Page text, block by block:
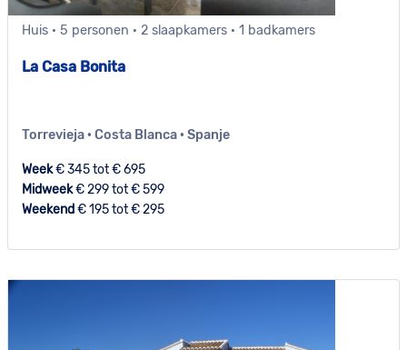
Huis · 5 personen · 2 slaapkamers · 1 badkamers
La Casa Bonita
Torrevieja · Costa Blanca · Spanje
Week€ 345 tot € 695
Midweek€ 299 tot € 599
Weekend€ 195 tot € 295